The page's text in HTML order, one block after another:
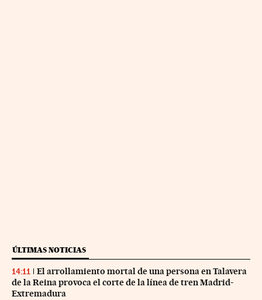
ÚLTIMAS NOTICIAS
14:11
El arrollamiento mortal de una persona en Talavera
de la Reina provoca el corte de la línea de tren Madrid-
Extremadura